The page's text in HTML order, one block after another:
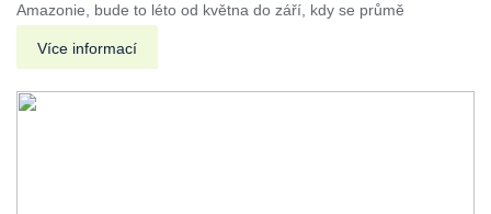
Amazonie, bude to léto od května do září, kdy se průmě
Více informací